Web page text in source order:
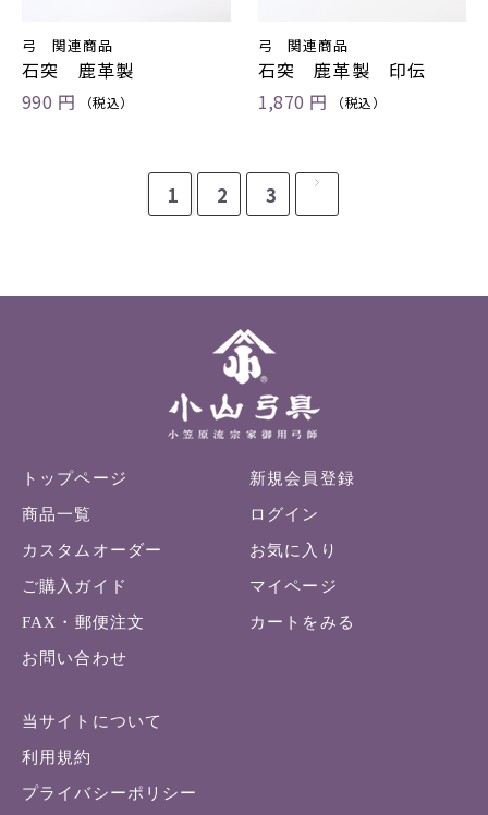
弓 関連商品
石突 鹿革製
990 円
（税込）
弓 関連商品
石突 鹿革製 印伝
1,870 円
（税込）
1 2 3
トップページ
商品一覧
カスタムオーダー
ご購入ガイド
FAX・郵便注文
お問い合わせ
新規会員登録
ログイン
お気に入り
マイページ
カートをみる
当サイトについて
利用規約
プライバシーポリシー